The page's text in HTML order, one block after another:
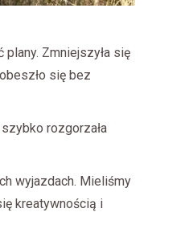
Zmniejszyła się
się bez
rozgorzała
wyjazdach. Mieliśmy
kreatywnością i